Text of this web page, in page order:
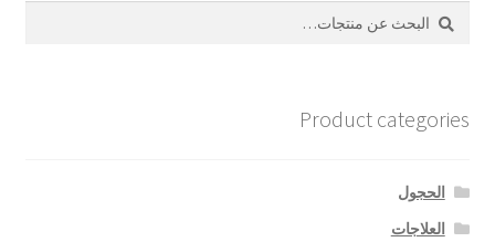
البحث
عن:
بحث
Product categories
الحجول
العلاجات